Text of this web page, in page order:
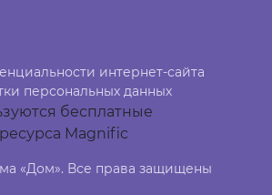
интернет-сайта
персональных данных
бесплатные
Magnific
«Дом». Все права защищены